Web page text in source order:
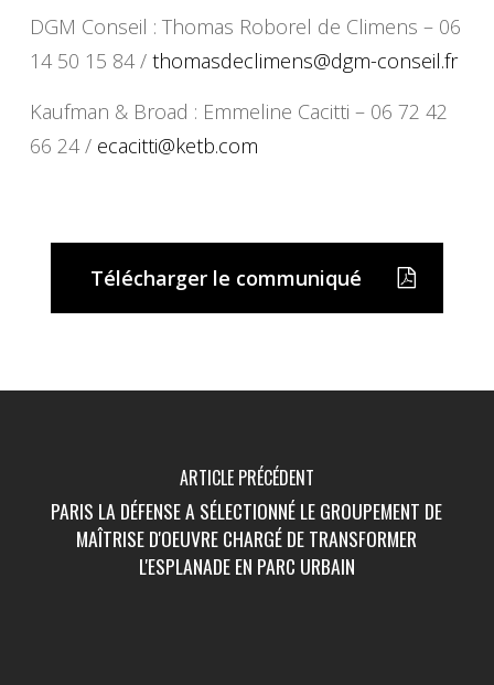
DGM Conseil : Thomas Roborel de Climens – 06
14 50 15 84 / thomasdeclimens@dgm-conseil.fr
Kaufman & Broad : Emmeline Cacitti – 06 72 42
66 24 / ecacitti@ketb.com
Télécharger le communiqué
ARTICLE PRÉCÉDENT
PARIS LA DÉFENSE A SÉLECTIONNÉ LE GROUPEMENT DE
MAÎTRISE D'OEUVRE CHARGÉ DE TRANSFORMER
L'ESPLANADE EN PARC URBAIN